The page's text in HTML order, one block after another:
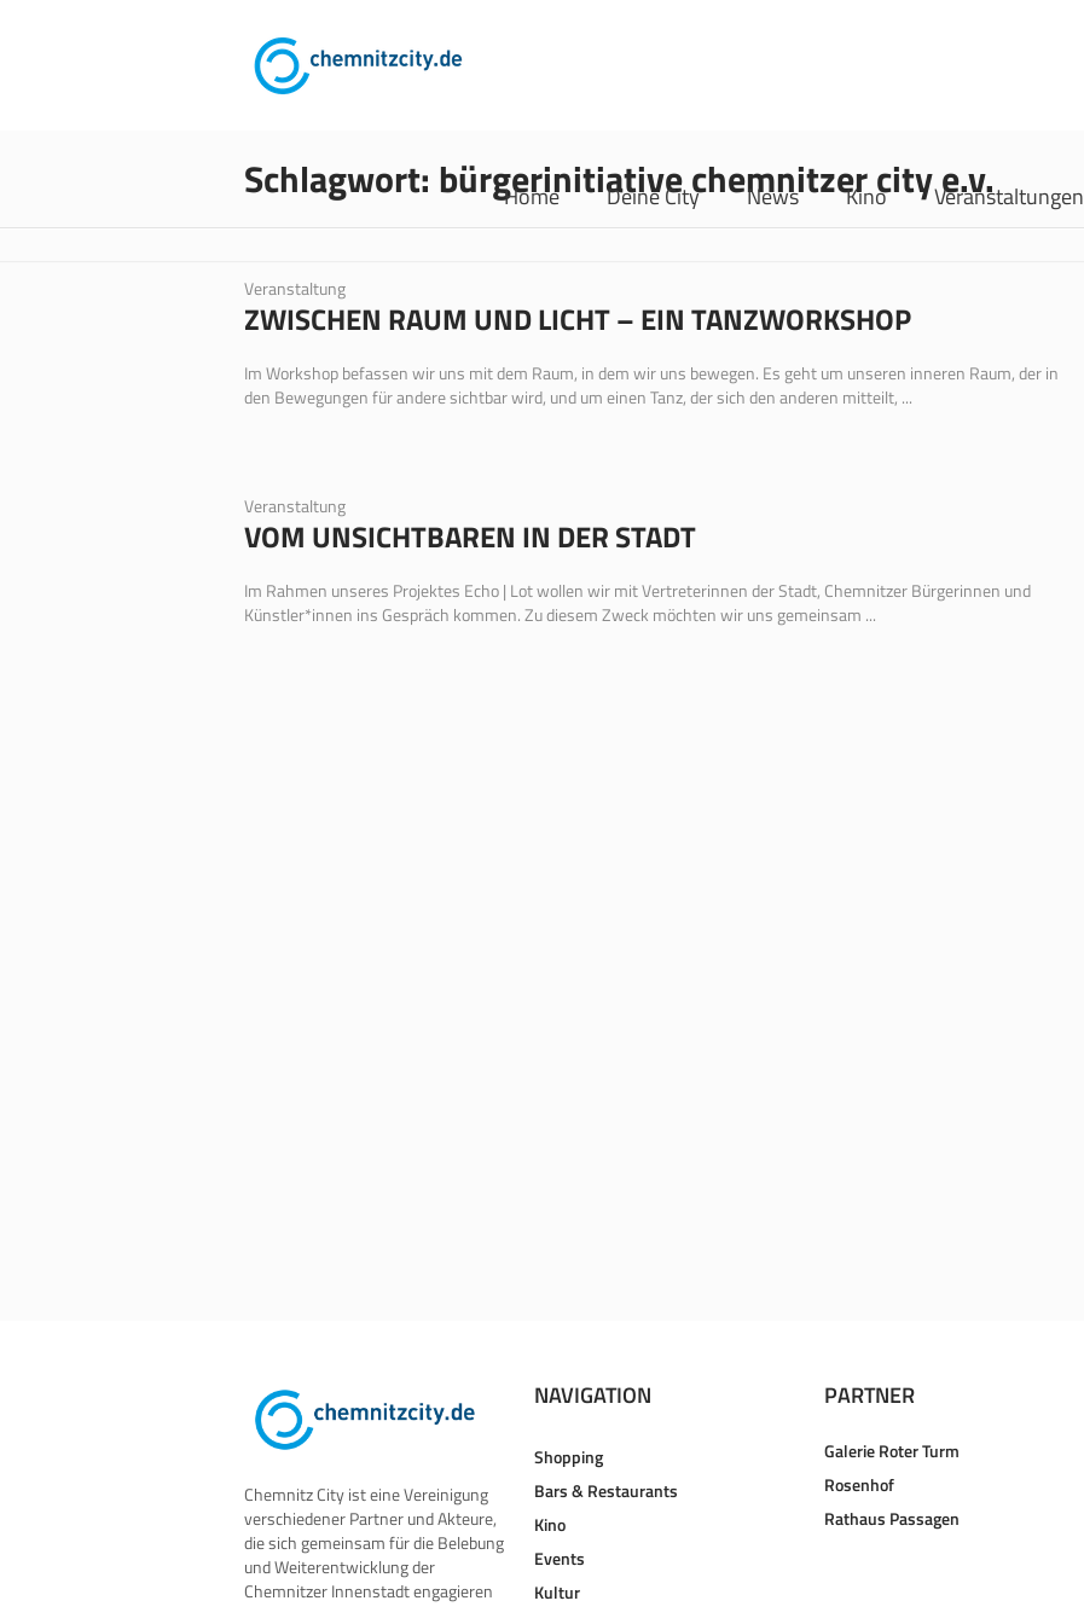
Home Deine City News Kino Veranstaltungen
Schlagwort: bürgerinitiative chemnitzer city e.v.
Veranstaltung
ZWISCHEN RAUM UND LICHT – EIN TANZWORKSHOP
Im Workshop befassen wir uns mit dem Raum, in dem wir uns bewegen. Es geht um unseren inneren Raum, der in
den Bewegungen für andere sichtbar wird, und um einen Tanz, der sich den anderen mitteilt, ...
Veranstaltung
VOM UNSICHTBAREN IN DER STADT
Im Rahmen unseres Projektes Echo | Lot wollen wir mit Vertreterinnen der Stadt, Chemnitzer Bürgerinnen und
Künstler*innen ins Gespräch kommen. Zu diesem Zweck möchten wir uns gemeinsam ...
Chemnitz City ist eine Vereinigung
verschiedener Partner und Akteure,
die sich gemeinsam für die Belebung
und Weiterentwicklung der
Chemnitzer Innenstadt engagieren
NAVIGATION
Shopping
Bars & Restaurants
Kino
Events
Kultur
PARTNER
Galerie Roter Turm
Rosenhof
Rathaus Passagen